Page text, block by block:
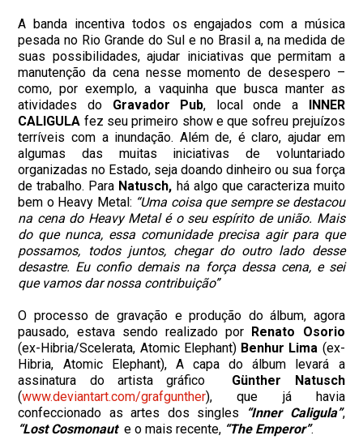
A banda incentiva todos os engajados com a música
pesada no Rio Grande do Sul e no Brasil a, na medida de
suas possibilidades, ajudar iniciativas que permitam a
manutenção da cena nesse momento de desespero –
como, por exemplo, a vaquinha que busca manter as
atividades do Gravador Pub, local onde a INNER
CALIGULA fez seu primeiro show e que sofreu prejuízos
terríveis com a inundação. Além de, é claro, ajudar em
algumas das muitas iniciativas de voluntariado
organizadas no Estado, seja doando dinheiro ou sua força
de trabalho. Para Natusch, há algo que caracteriza muito
bem o Heavy Metal: “Uma coisa que sempre se destacou
na cena do Heavy Metal é o seu espírito de união. Mais
do que nunca, essa comunidade precisa agir para que
possamos, todos juntos, chegar do outro lado desse
desastre. Eu confio demais na força dessa cena, e sei
que vamos dar nossa contribuição”
O processo de gravação e produção do álbum, agora
pausado, estava sendo realizado por Renato Osorio
(ex-Hibria/Scelerata, Atomic Elephant) Benhur Lima (ex-
Hibria, Atomic Elephant), A capa do álbum levará a
assinatura do artista gráfico Günther Natusch
(www.deviantart.com/grafgunther), que já havia
confeccionado as artes dos singles
“Inner Caligula”,
“Lost Cosmonaut e o mais recente, “The Emperor”.